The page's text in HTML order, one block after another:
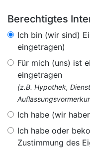
Berechtigtes
Ich bin (wir sind)
eingetragen)
Für mich (uns) ist
eingetragen
(z.B. Hypothek,
Ich habe (wir
Ich habe oder
Zustimmung des